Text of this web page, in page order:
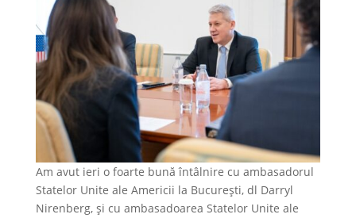
Am avut ieri o foarte bună întâlnire cu ambasadorul
Statelor Unite ale Americii la București, dl Darryl
Nirenberg, și cu ambasadoarea Statelor Unite ale